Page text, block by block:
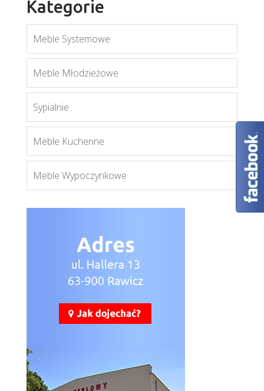
Kategorie
Meble Systemowe
Meble Młodzieżowe
Sypialnie
Meble Kuchenne
Meble Wypoczynkowe